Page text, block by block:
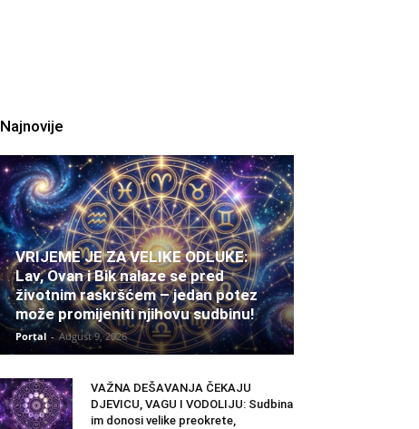
Najnovije
VRIJEME JE ZA VELIKE ODLUKE:
Lav, Ovan i Bik nalaze se pred
životnim raskršćem – jedan potez
može promijeniti njihovu sudbinu!
Portal - August 9, 2026
VAŽNA DEŠAVANJA ČEKAJU
DJEVICU, VAGU I VODOLIJU: Sudbina
im donosi velike preokrete,